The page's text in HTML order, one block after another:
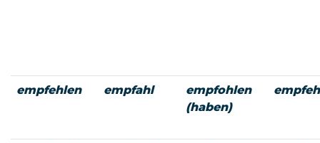
empfehlen empfahl
empfohlen
(haben)